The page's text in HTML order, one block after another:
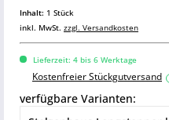
Inhalt: 1 Stück
inkl. MwSt. zzgl. Versandkosten
Lieferzeit: 4 bis 6 Werktage
Kostenfreier Stückgutversand
verfügbare Varianten: